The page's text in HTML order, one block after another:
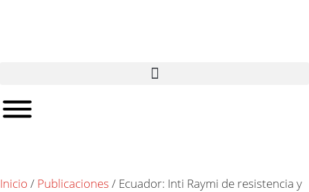
Inicio / Publicaciones / Ecuador: Inti Raymi de resistencia y